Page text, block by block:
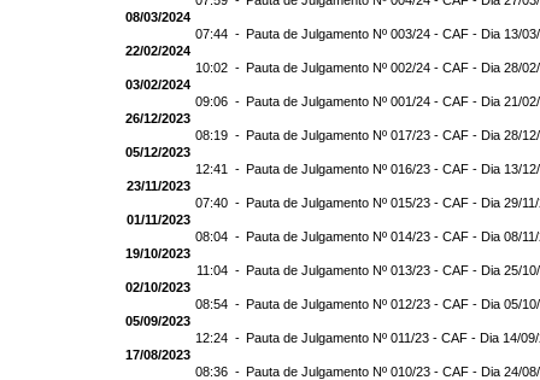
08/03/2024
07:44 - Pauta de Julgamento Nº 003/24 - CAF - Dia 13/
22/02/2024
10:02 - Pauta de Julgamento Nº 002/24 - CAF - Dia 28/
03/02/2024
09:06 - Pauta de Julgamento Nº 001/24 - CAF - Dia 21/
26/12/2023
08:19 - Pauta de Julgamento Nº 017/23 - CAF - Dia 28/
05/12/2023
12:41 - Pauta de Julgamento Nº 016/23 - CAF - Dia 13/
23/11/2023
07:40 - Pauta de Julgamento Nº 015/23 - CAF - Dia 29/
01/11/2023
08:04 - Pauta de Julgamento Nº 014/23 - CAF - Dia 08/
19/10/2023
11:04 - Pauta de Julgamento Nº 013/23 - CAF - Dia 25/
02/10/2023
08:54 - Pauta de Julgamento Nº 012/23 - CAF - Dia 05/
05/09/2023
12:24 - Pauta de Julgamento Nº 011/23 - CAF - Dia 14/
17/08/2023
08:36 - Pauta de Julgamento Nº 010/23 - CAF - Dia 24/